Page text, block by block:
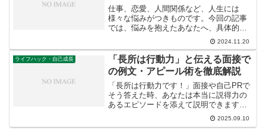
仕事、恋愛、人間関係など、人生には
様々な悩みがつきものです。今回の記事
では、悩みを抱えたあなたへ、具体的な
解決策や相談できる場所を紹介します。
一人で悩まず、一歩踏み出してみません
か？
2024.11.20
ライフハック・自己成長
「長所は行動力」と伝える面接で
の例文・アピール術を徹底解説
「長所は行動力です！」面接や自己PRで
そう答えた時、あなたは本当に説得力の
あるエピソードを添えて説明できます
か？ただ「行動力がある」と伝えるだけ
では、面接官にあなたの魅力は伝わりま
2025.09.10